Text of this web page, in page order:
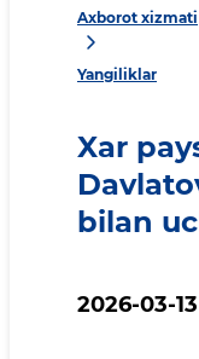
Axborot xizmati
Yangiliklar
Xar
bilan
2026-03-